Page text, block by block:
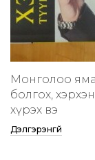
Монголоо
болгох,
хүрэх вэ
Дэлгэрэнгүй